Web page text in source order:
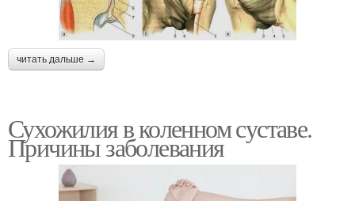
читать дальше →
Сухожилия в коленном суставе.
Причины заболевания